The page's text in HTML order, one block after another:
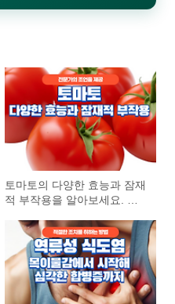
토마토의 다양한 효능과 잠재
적 부작용을 알아보세요. 건
키는 방법과 주의사항에 대해
전문가의 조언을 제공합니다.